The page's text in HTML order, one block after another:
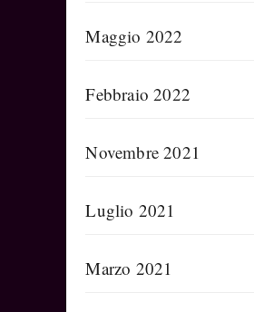
Maggio 2022
Febbraio 2022
Novembre 2021
Luglio 2021
Marzo 2021